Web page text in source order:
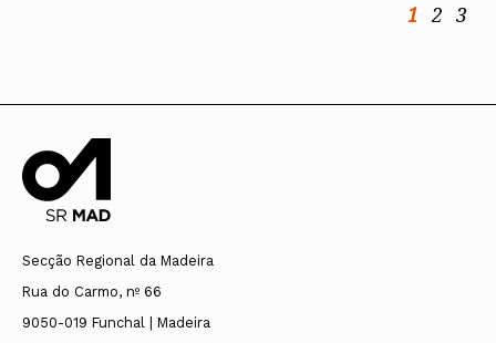
1 2 3
Secção Regional da Madeira
Rua do Carmo, nº 66
9050-019 Funchal | Madeira